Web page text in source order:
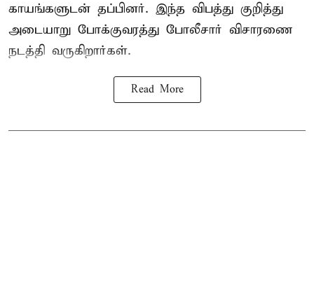
காயங்களுடன் தப்பினர். இந்த விபத்து குறித்து
அடையாறு போக்குவரத்து போலீசார் விசாரணை
நடத்தி வருகிறார்கள்.
Read More